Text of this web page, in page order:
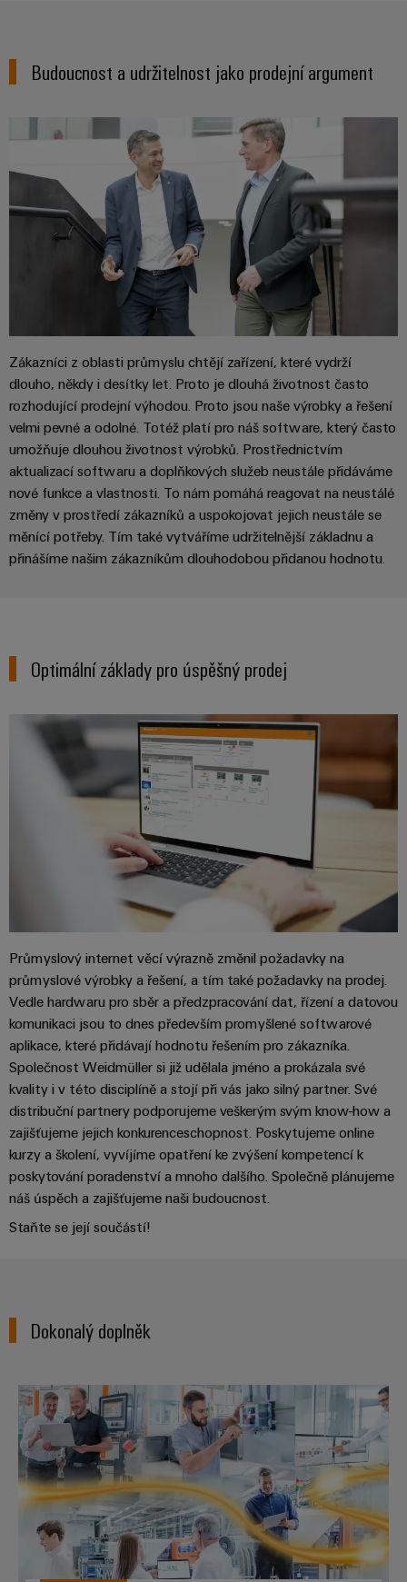
Budoucnost a udržitelnost jako prodejní argument
Zákazníci z oblasti průmyslu chtějí zařízení, které vydrží
dlouho, někdy i desítky let. Proto je dlouhá životnost často
rozhodující prodejní výhodou. Proto jsou naše výrobky a řešení
velmi pevné a odolné. Totéž platí pro náš software, který často
umožňuje dlouhou životnost výrobků. Prostřednictvím
aktualizací softwaru a doplňkových služeb neustále přidáváme
nové funkce a vlastnosti. To nám pomáhá reagovat na neustálé
změny v prostředí zákazníků a uspokojovat jejich neustále se
měnící potřeby. Tím také vytváříme udržitelnější základnu a
přinášíme našim zákazníkům dlouhodobou přidanou hodnotu.
Optimální základy pro úspěšný prodej
Průmyslový internet věcí výrazně změnil požadavky na
průmyslové výrobky a řešení, a tím také požadavky na prodej.
Vedle hardwaru pro sběr a předzpracování dat, řízení a datovou
komunikaci jsou to dnes především promyšlené softwarové
aplikace, které přidávají hodnotu řešením pro zákazníka.
Společnost Weidmüller si již udělala jméno a prokázala své
kvality i v této disciplíně a stojí při vás jako silný partner. Své
distribuční partnery podporujeme veškerým svým know-how a
zajišťujeme jejich konkurenceschopnost. Poskytujeme online
kurzy a školení, vyvíjíme opatření ke zvýšení kompetencí k
poskytování poradenství a mnoho dalšího. Společně plánujeme
náš úspěch a zajišťujeme naši budoucnost.
Staňte se její součástí!
Dokonalý doplněk
Snadná cesta k „Průmyslovému